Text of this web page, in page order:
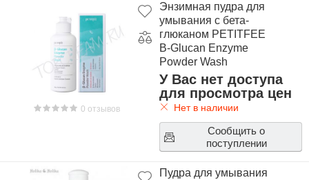
0 отзывов
Энзимная пудра для
умывания с бета-
глюканом PETITFEE
B-Glucan Enzyme
Powder Wash
У Вас нет доступа
для просмотра цен
Нет в наличии
Сообщить о
поступлении
Пудра для умывания